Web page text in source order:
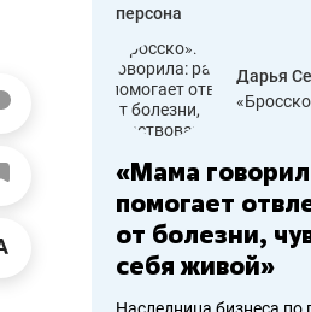
персона
Дарья
«Мама
помогает
от болезни,
себя живой»